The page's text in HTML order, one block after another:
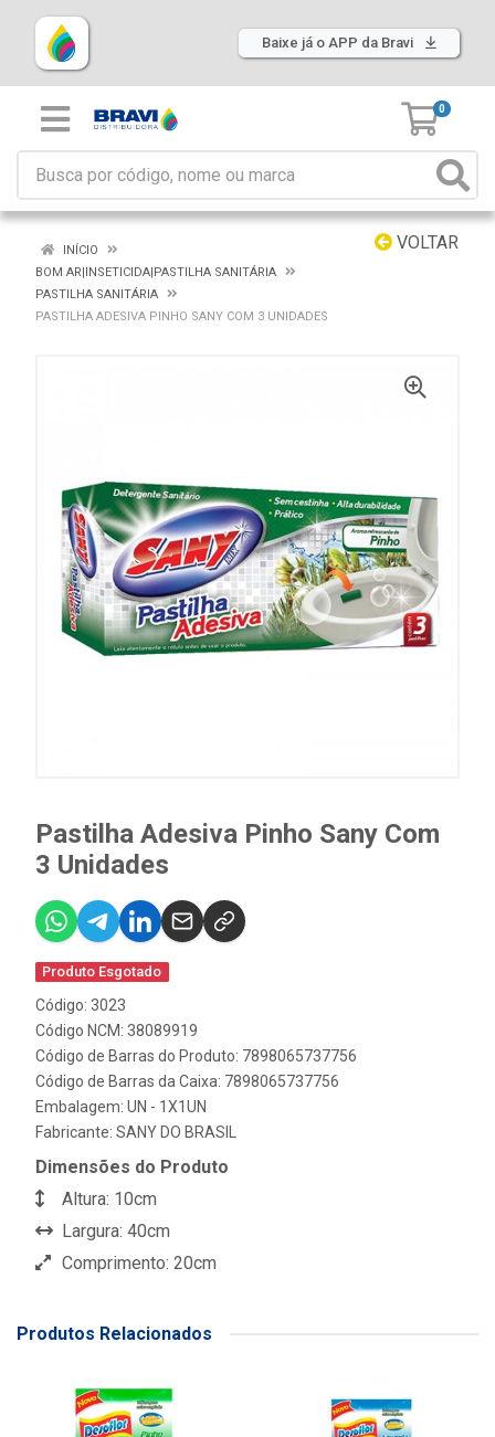
Baixe já o APP da Bravi
0
VOLTAR
INÍCIO
BOM AR|INSETICIDA|PASTILHA SANITÁRIA
PASTILHA SANITÁRIA
PASTILHA ADESIVA PINHO SANY COM 3 UNIDADES
Pastilha Adesiva Pinho Sany Com
3 Unidades
Produto Esgotado
Código: 3023
Código NCM: 38089919
Código de Barras do Produto: 7898065737756
Código de Barras da Caixa: 7898065737756
Embalagem: UN - 1X1UN
Fabricante: SANY DO BRASIL
Dimensões do Produto
Altura: 10cm
Largura: 40cm
Comprimento: 20cm
Produtos Relacionados